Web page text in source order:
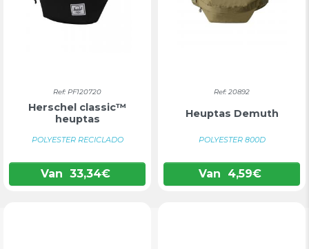
Ref: PF120720
Herschel classic™
heuptas
POLYESTER RECICLADO
Van 33,34€
Ref: 20892
Heuptas Demuth
POLYESTER 800D
Van 4,59€